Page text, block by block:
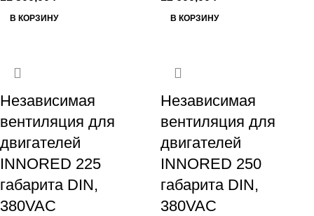
В КОРЗИНУ В КОРЗИНУ
Независимая
вентиляция для
двигателей
INNORED 225
габарита DIN,
380VAC
Независимая
вентиляция для
двигателей
INNORED 250
габарита DIN,
380VAC